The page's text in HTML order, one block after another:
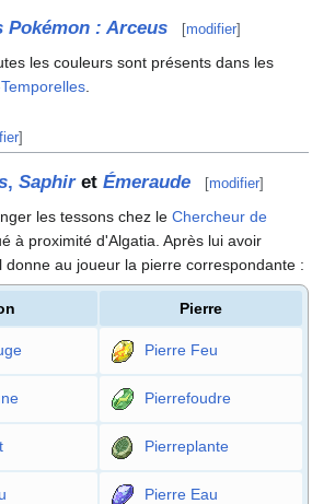
Pokémon : Arceus [modifier]
les couleurs sont présents dans les
.
]
, Saphiret Émeraude [modifier]
les tessons chez le Chercheur de
à proximité d'Algatia. Après lui avoir
donne au joueur la pierre correspondante :
Pierre
Pierre Feu
Pierrefoudre
Pierreplante
Pierre Eau